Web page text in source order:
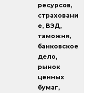
ресурсов,
страховани
е, ВЭД,
таможня,
банковское
дело,
рынок
ценных
бумаг,